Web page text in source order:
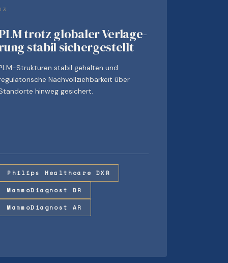
trotz globaler Verlage­
stabil sichergestellt
Strukturen stabil gehalten und
Nachvollziehbarkeit über
hinweg gesichert.
Philips Healthcare DXR
MammoDiagnost DR
MammoDiagnost AR